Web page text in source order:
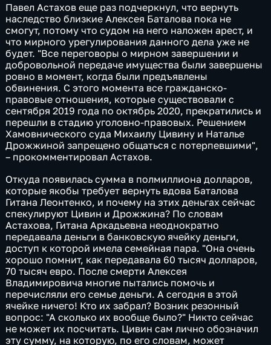
Павел Астахов еще раз подчеркнул, что вернуть
наследство близкие Алексея Баталова пока не
смогут, потому что судом на него наложен арест, и
что мирного урегулирования данного дела уже не
будет. "Все переговоры о мирном завершении и
добровольной передаче имущества были завершены
ровно в момент, когда были предъявлены
обвинения. С этого момента все гражданско-
правовые отношения, которые существовали с
сентября 2019 года по октябрь 2020, прекратились и
перешли в стадию уголовно-правовых. Решением
Хамовнического суда Михаилу Цивину и Наталье
Дрожжиной запрещено общаться с потерпевшими",
– прокомментировал Астахов.
Откуда появилась сумма в полмиллиона долларов,
которые якобы требует вернуть вдова Баталова
Гитана Леонтенко, и почему на этих деньгах сейчас
спекулируют Цивин и Дрожжина? По словам
Астахова, Гитана Аркадьевна неоднократно
передавала деньги в банковскую ячейку деньги,
доступ к которой имела семейная пара. "Она очень
хорошо помнит, как передавала 60 тысяч долларов,
70 тысяч евро. После смерти Алексея
Владимировича многие пытались помочь и
перечисляли его семье деньги. А сегодня в этой
ячейке ничего! Кто их забрал? Возник резонный
вопрос: "А сколько их вообще было?" Никто сейчас
не может их посчитать. Цивин сам лично обозначил
эту сумму, на которую, по его словам, может